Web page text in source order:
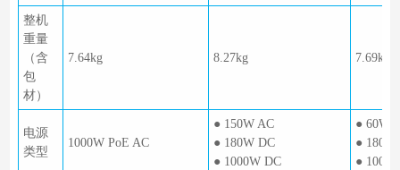
整机
重量
（含
包
材）
7.64kg 8.27kg 7.69kg
电源
类型
1000W PoE AC
● 150W AC
● 180W DC
● 1000W DC
● 60W
● 180W
●